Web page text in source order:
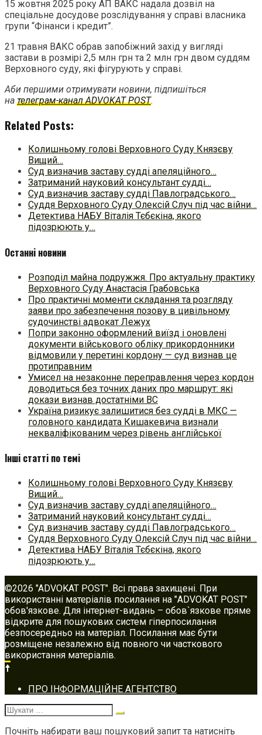
15 жовтня 2025 року АП ВАКС надала дозвіл на
спеціальне досудове розслідування у справі власника
групи “Фінанси і кредит”.
21 травня ВАКС обрав запобіжний захід у вигляді
застави в розмірі 2,5 млн грн та 2 млн грн двом суддям
Верховного суду, які фігурують у справі.
Аби першими отримувати новини, підпишіться
на телеграм-канал ADVOKAT POST.
Related Posts:
Колишньому голові Верховного Суду Князєву
Вищий…
Суд визначив заставу судді апеляційного…
Затриманий науковий консультант судді…
Суд визначив заставу судді Павлоградського…
Суддя Верховного Суду Олексій Случ під час війни…
Детектива НАБУ Віталія Тєбєкіна, якого
підозрюють у…
Останні новини
Розподіл майна подружжя. Про актуальну практику
Верховного Суду Анастасія Грабовська
Про практичні моменти складання та розгляду
заяви про забезпечення позову в цивільному
судочинстві адвокат Лежух
Попри законно оформлений виїзд і оновлені
документи військового обліку прикордонники
відмовили у перетині кордону — суд визнав це
протиправним
Умисел на незаконне переправлення через кордон
доводиться без точних даних про маршрут: які
докази визнав достатніми ВС
Україна ризикує залишитися без судді в МКС —
головного кандидата Кишакевича визнали
некваліфікованим через рівень англійської
Інші статті по темі
Колишньому голові Верховного Суду Князєву
Вищий…
Суд визначив заставу судді апеляційного…
Затриманий науковий консультант судді…
Суд визначив заставу судді Павлоградського…
Суддя Верховного Суду Олексій Случ під час війни…
Детектива НАБУ Віталія Тєбєкіна, якого
підозрюють у…
©2026 "ADVOKAT POST". Всі права захищені. При
використанні матеріалів посилання на "ADVOKAT POST"
обов'язкове. Для інтернет-видань – обов`язкове пряме
відкрите для пошукових систем гіперпосилання
безпосередньо на матеріал. Посилання має бути
розміщене незалежно від повного чи часткового
використання матеріалів.
Footer
navigation
ПРО ІНФОРМАЦІЙНЕ АГЕНТСТВО
Шукати:
Почніть набирати ваш пошуковий запит та натисніть